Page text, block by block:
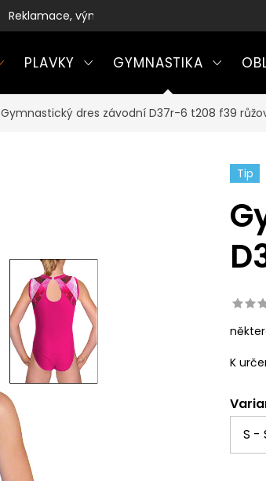
Reklamace, výměny a vrácení zboží
PLAVKY GYMNASTIKA
Gymnastický dres závodní D37r-6 t208 f39
Tip
K